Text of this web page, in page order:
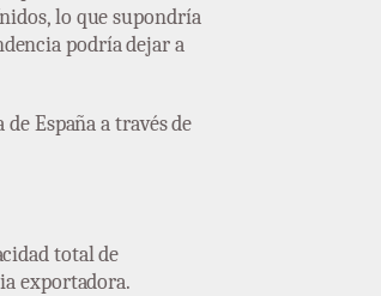
lo que supondría
podría dejar a
España a través de
total de
exportadora.